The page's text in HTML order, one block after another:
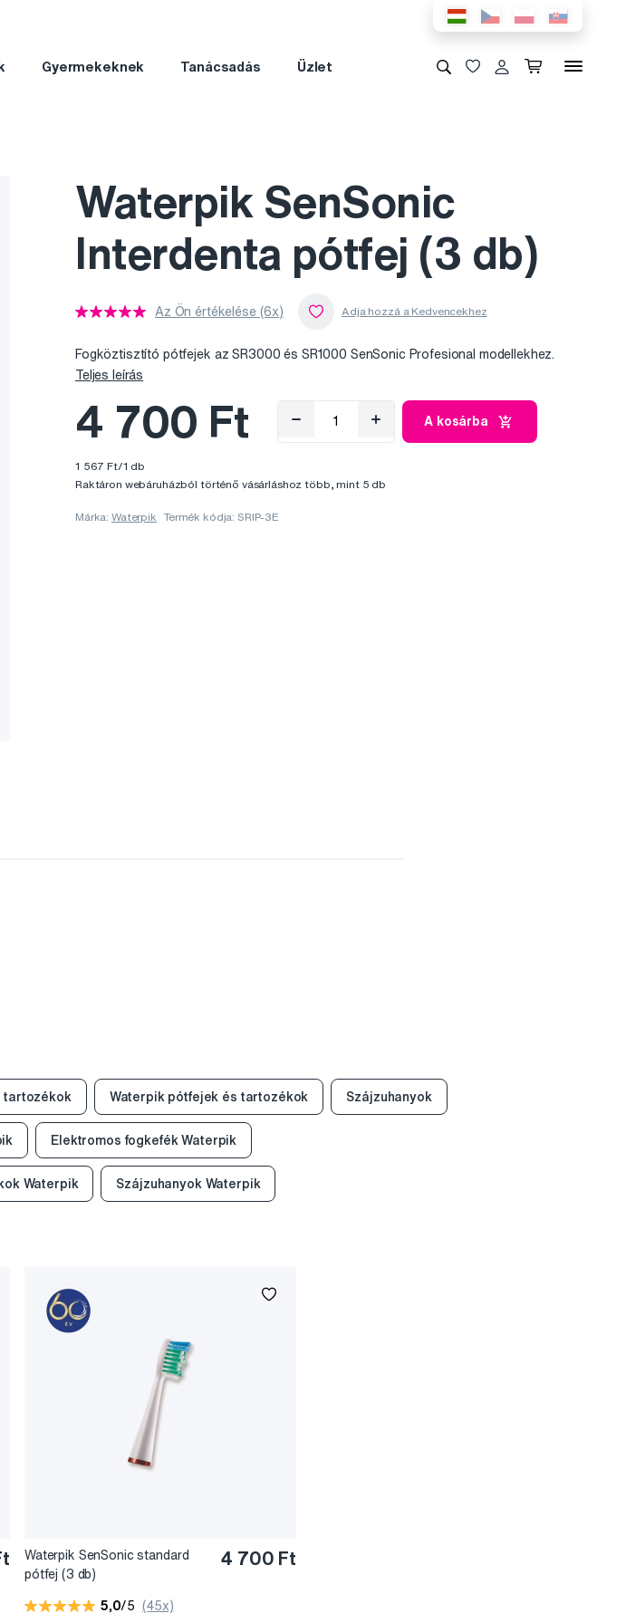
Gyermekeknek Tanácsadás Üzlet
Waterpik SenSonic
Interdenta pótfej (3 db)
Az Ön értékelése (6x)
Fogköztisztító pótfejek az SR3000 és SR1000 SenSonic Profesional modellekhez.
Teljes leírás
4 700 Ft A kosárba
1 567 Ft/1 db
Raktáron webáruházból történő vásárláshoz több, mint 5 db
Márka:Waterpik Termék kódja: SRIP-3E
tartozékok Waterpik pótfejek és tartozékok Szájzuhanyok
Elektromos fogkefék Waterpik
Waterpik Szájzuhanyok Waterpik
Waterpik SenSonic standard
pótfej (3 db)
4 700 Ft
5,0/5 (45x)